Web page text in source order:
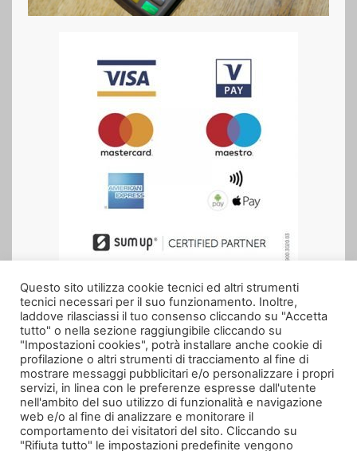
Seguici anche su
Questo sito utilizza cookie tecnici ed altri strumenti
tecnici necessari per il suo funzionamento. Inoltre,
laddove rilasciassi il tuo consenso cliccando su "Accetta
tutto" o nella sezione raggiungibile cliccando su
"Impostazioni cookies", potrà installare anche cookie di
profilazione o altri strumenti di tracciamento al fine di
mostrare messaggi pubblicitari e/o personalizzare i propri
servizi, in linea con le preferenze espresse dall'utente
nell'ambito del suo utilizzo di funzionalità e navigazione
web e/o al fine di analizzare e monitorare il
comportamento dei visitatori del sito. Cliccando su
"Rifiuta tutto" le impostazioni predefinite vengono